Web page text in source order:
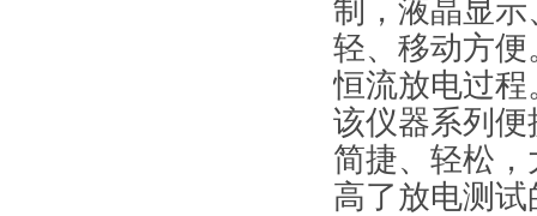
制，液晶显
轻、移动方
恒流放电过程
该仪器系列
简捷、轻松
高了放电测